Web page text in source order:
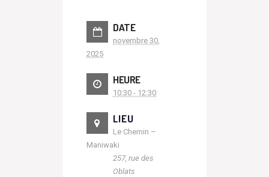
DATE
novembre 30,
2025
HEURE
10:30 - 12:30
LIEU
Le Chemin –
Maniwaki
257, rue des
Oblats